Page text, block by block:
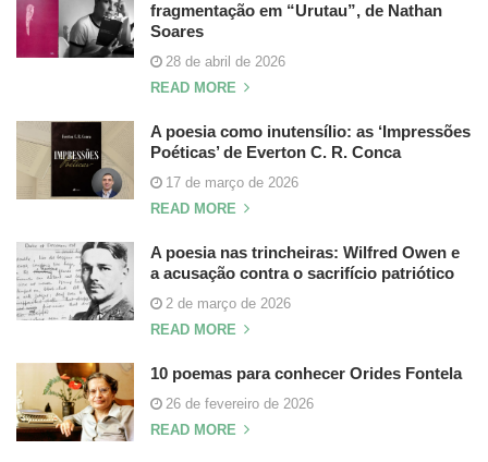
fragmentação em “Urutau”, de Nathan
Soares
28 de abril de 2026
READ MORE
A poesia como inutensílio: as ‘Impressões
Poéticas’ de Everton C. R. Conca
17 de março de 2026
READ MORE
A poesia nas trincheiras: Wilfred Owen e
a acusação contra o sacrifício patriótico
2 de março de 2026
READ MORE
10 poemas para conhecer Orides Fontela
26 de fevereiro de 2026
READ MORE